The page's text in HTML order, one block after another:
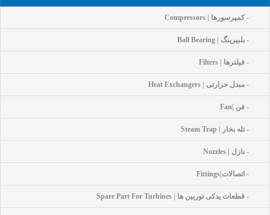
- کمپرسورها | Compressors
- بلبیرینگ | Ball Bearing
- فیلترها | Filters
- مبدل حرارتی | Heat Exchangers
- فن |Fan
- تله بخار | Steam Trap
- نازل | Nozzles
- اتصالات|Fittings
- قطعات یدکی توربین ها | Spare Part For Turbines